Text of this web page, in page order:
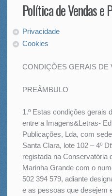
Política de Vendas e
Privacidade
Cookies
CONDIÇÕES GERAIS DE
PREÂMBULO
1.º Estas condições gerais
entre a Imagens&Letras-
Publicações, Lda, com
Santa Clara, lote 102 – 4º
registada na Conservatória
Marinha Grande com o
502 394 579, adiante
e as pessoas que desejem